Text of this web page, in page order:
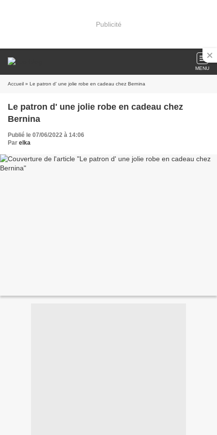
Publicité
MENU
Accueil » Le patron d' une jolie robe en cadeau chez Bernina
Le patron d' une jolie robe en cadeau chez
Bernina
Publié le 07/06/2022 à 14:06
Par elka